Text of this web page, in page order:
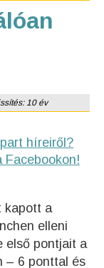
10 év
híreiről?
Facebookon!
kapott a
elleni
első pontjait a
– 6 ponttal és